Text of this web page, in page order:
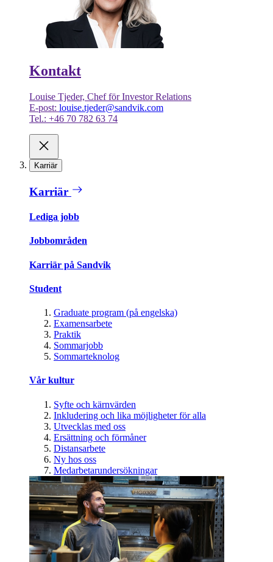
Kontakt
Louise Tjeder, Chef för Investor Relations
E-post: louise.tjeder@sandvik.com
Tel.: +46 70 782 63 74
Karriär
Karriär
Lediga jobb
Jobbområden
Karriär på Sandvik
Student
Graduate program (på engelska)
Examensarbete
Praktik
Sommarjobb
Sommarteknolog
Vår kultur
Syfte och kärnvärden
Inkludering och lika möjligheter för alla
Utvecklas med oss
Ersättning och förmåner
Distansarbete
Ny hos oss
Medarbetarundersökningar